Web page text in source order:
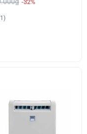
-32%